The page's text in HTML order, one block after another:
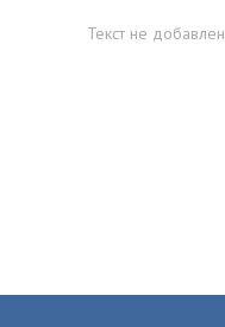
Текст не добавлен